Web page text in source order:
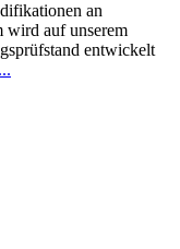
an
wird auf unserem
entwickelt